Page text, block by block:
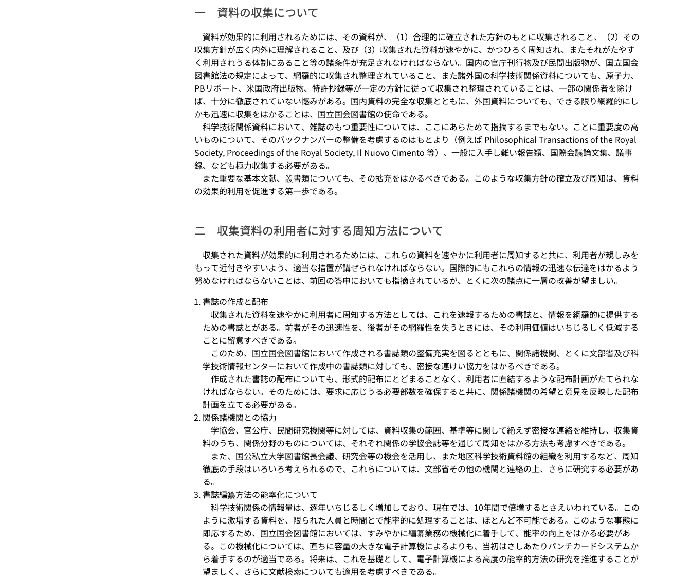
一 資料の収集について
­ 資料が効果的に利用されるためには、その資料が、（1）合理的に確立された方針のもとに収集されること、（2）その
収集方針が広く内外に理解されること、及び（3）収集された資料が速やかに、かつひろく周知され、またそれがたやす
く利用されうる体制にあること等の諸条件が充足されなければならない。国内の官庁刊行物及び民間出版物が、国立国会
図書館法の規定によって、網羅的に収集され整理されていること、また諸外国の科学技術関係資料についても、原子力、
PBリポート、米国政府出版物、特許抄録等が一定の方針に従って収集され整理されていることは、一部の関係者を除け
ば、十分に徹底されていない憾みがある。国内資料の完全な収集とともに、外国資料についても、できる限り網羅的にし
かも迅速に収集をはかることは、国立国会図書館の使命である。
科学技術関係資料において、雑誌のもつ重要性については、ここにあらためて指摘するまでもない。ことに重要度の高
いものについて、そのバックナンバーの整備を考慮するのはもとより（例えば Philosophical Transactions of the Royal
Society, Proceedings of the Royal Society, Il Nuovo Cimento 等）、一般に入手し難い報告類、国際会議論文集、議事
録、なども極力収集する必要がある。
また重要な基本文献、叢書類についても、その拡充をはかるべきである。このような収集方針の確立及び周知は、資料
の効果的利用を促進する第一歩である。
二 収集資料の利用者に対する周知方法について
­ 収集された資料が効果的に利用されるためには、これらの資料を速やかに利用者に周知すると共に、利用者が親しみを
もって近付きやすいよう、適当な措置が講ぜられなければならない。国際的にもこれらの情報の迅速な伝達をはかるよう
努めなければならないことは、前回の答申においても指摘されているが、とくに次の諸点に一層の改善が望ましい。
書誌の作成と配布
収集された資料を速やかに利用者に周知する方法としては、これを速報するための書誌と、情報を網羅的に提供する
ための書誌とがある。前者がその迅速性を、後者がその網羅性を失うときには、その利用価値はいちじるしく低減する
ことに留意すべきである。
このため、国立国会図書館において作成される書誌類の整備充実を図るとともに、関係諸機関、とくに文部省及び科
学技術情報センターにおいて作成中の書誌類に対しても、密接な連けい協力をはかるべきである。
作成された書誌の配布についても、形式的配布にとどまることなく、利用者に直結するような配布計画がたてられな
ければならない。そのためには、要求に応じうる必要部数を確保すると共に、関係諸機関の希望と意見を反映した配布
計画を立てる必要がある。
関係諸機関との協力
学協会、官公庁、民間研究機関等に対しては、資料収集の範囲、基準等に関して絶えず密接な連絡を維持し、収集資
料のうち、関係分野のものについては、それぞれ関係の学協会誌等を通じて周知をはかる方法も考慮すべきである。
また、国公私立大学図書館長会議、研究会等の機会を活用し、また地区科学技術資料館の組織を利用するなど、周知
徹底の手段はいろいろ考えられるので、これらについては、文部省その他の機関と連絡の上、さらに研究する必要があ
る。
書誌編纂方法の能率化について
科学技術関係の情報量は、逐年いちじるしく増加しており、現在では、10年間で倍増するとさえいわれている。この
ように激増する資料を、限られた人員と時間とで能率的に処理することは、ほとんど不可能である。このような事態に
即応するため、国立国会図書館においては、すみやかに編纂業務の機械化に着手して、能率の向上をはかる必要があ
る。この機械化については、直ちに容量の大きな電子計算機によるよりも、当初はさしあたりパンチカードシステムか
ら着手するのが適当である。将来は、これを基礎として、電子計算機による高度の能率的方法の研究を推進することが
望ましく、さらに文献検索についても適用を考慮すべきである。